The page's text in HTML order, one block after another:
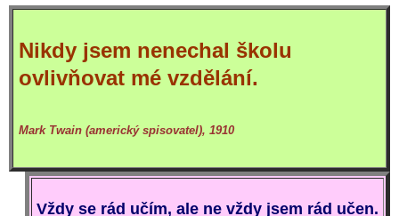
Nikdy jsem nenechal školu
ovlivňovat mé vzdělání.
Mark Twain (americký spisovatel), 1910
Vždy se rád učím, ale ne vždy jsem rád učen.